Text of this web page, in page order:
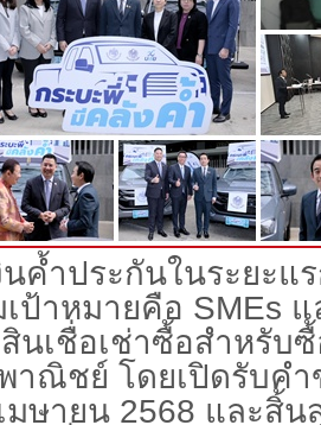
นค้ำประกันในระยะ
ป้าหมายคือ SMEs
นเชื่อเช่าซื้อสำหรับ
พาณิชย์ โดยเปิดรับค
มษายน 2568 และสิ้